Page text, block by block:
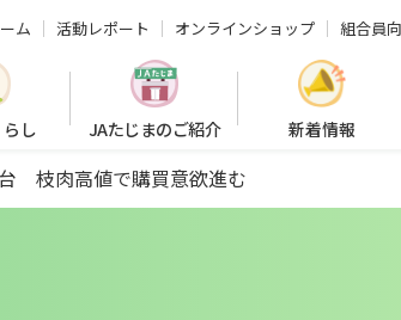
ム 活動レポート オンラインショップ 組合員
し JAたじまのご紹介 新着情報
枝肉高値で購買意欲進む